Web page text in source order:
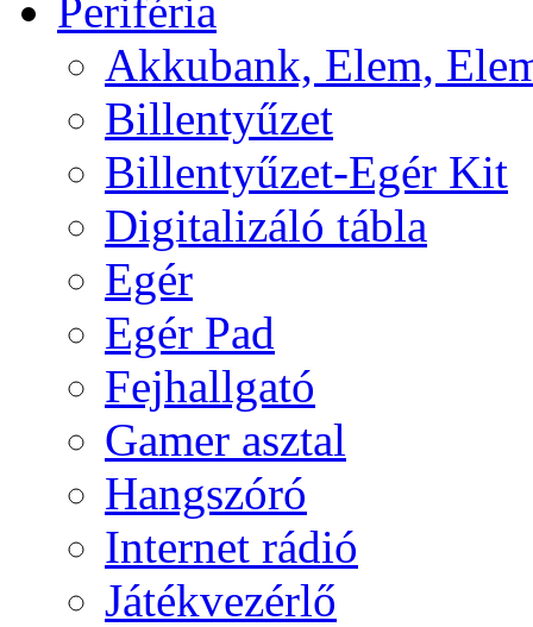
Periféria
Akkubank, Elem,
Billentyűzet
Billentyűzet-Egér Kit
Digitalizáló tábla
Egér
Egér Pad
Fejhallgató
Gamer asztal
Hangszóró
Internet rádió
Játékvezérlő